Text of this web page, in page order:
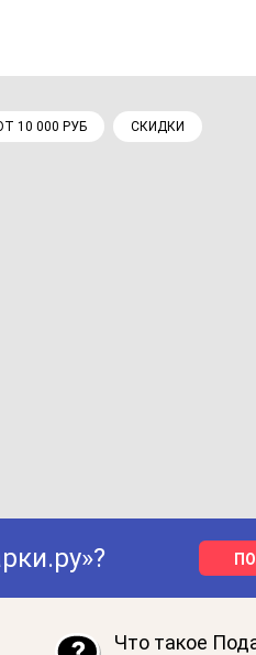
10 000 РУБ СКИДКИ
Что такое